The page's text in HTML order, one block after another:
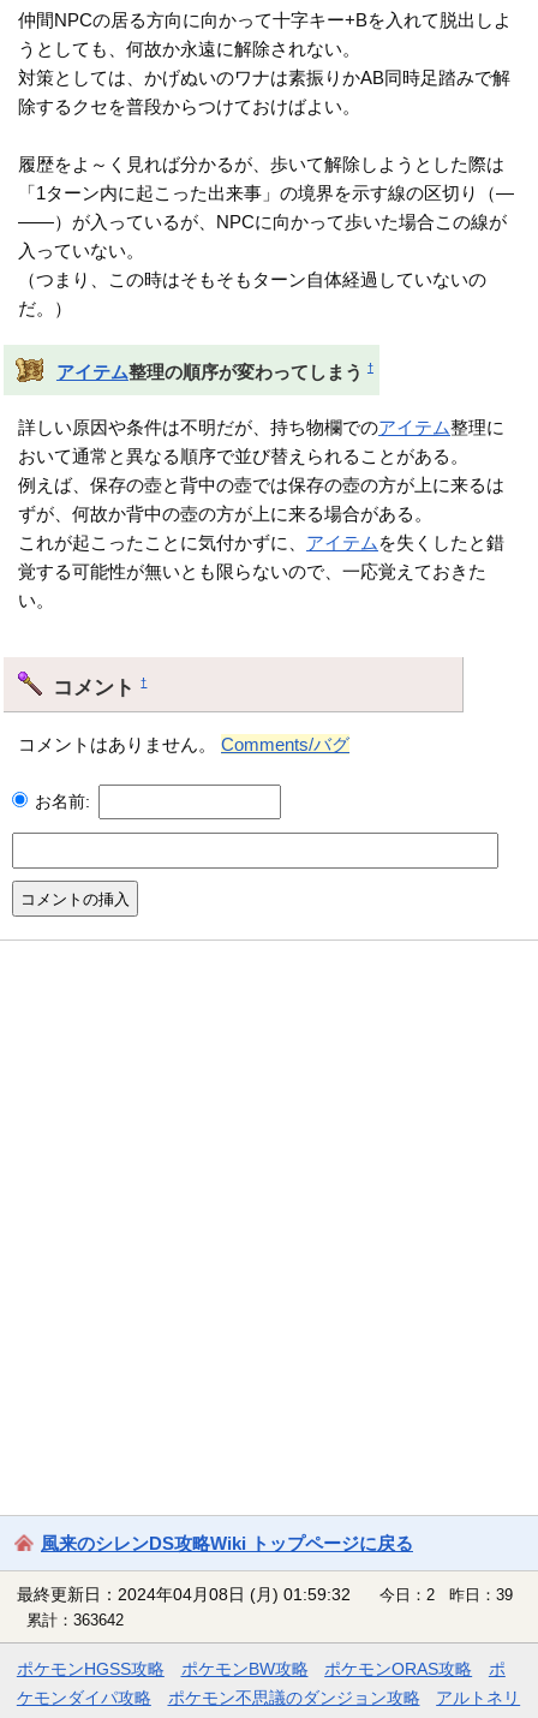
仲間NPCの居る方向に向かって十字キー+Bを入れて脱出しよ
うとしても、何故か永遠に解除されない。
対策としては、かげぬいのワナは素振りかAB同時足踏みで解
除するクセを普段からつけておけばよい。
履歴をよ～く見れば分かるが、歩いて解除しようとした際は
「1ターン内に起こった出来事」の境界を示す線の区切り（―
――）が入っているが、NPCに向かって歩いた場合この線が
入っていない。
（つまり、この時はそもそもターン自体経過していないの
だ。）
アイテム整理の順序が変わってしまう †
詳しい原因や条件は不明だが、持ち物欄でのアイテム整理に
おいて通常と異なる順序で並び替えられることがある。
例えば、保存の壺と背中の壺では保存の壺の方が上に来るは
ずが、何故か背中の壺の方が上に来る場合がある。
これが起こったことに気付かずに、 アイテム を失くしたと錯
覚する可能性が無いとも限らないので、一応覚えておきた
い。
コメント†
コメントはありません。Comments/バグ
お名前:
風来のシレンDS攻略Wiki トップページに戻る
最終更新日：2024年04月08日 (月) 01:59:32
今日：2 昨日：39
累計：363642
ポケモンHGSS攻略 ポケモンBW攻略 ポケモンORAS攻略
ポ
ケモンダイパ攻略
ポケモン不思議のダンジョン攻略
アルトネリ